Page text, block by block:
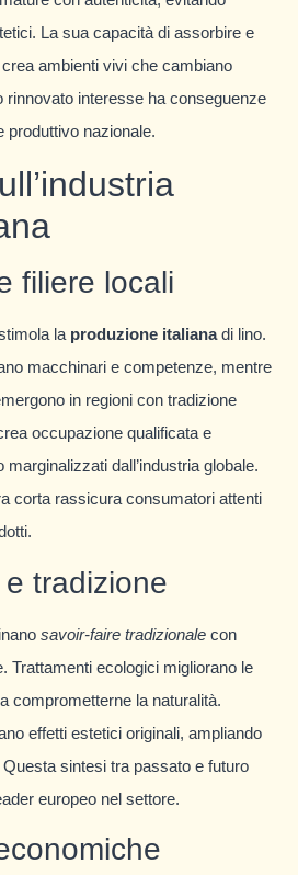
La sua capacità di assorbire e
ambienti vivi che cambiano
rinnovato interesse ha conseguenze
produttivo nazionale.
filiere locali
la produzione italianadi lino.
macchinari e competenze, mentre
in regioni con tradizione
occupazione qualificata e
dall’industria globale.
corta rassicura consumatori attenti
tradizione
savoir-faire tradizionale con
Trattamenti ecologici migliorano le
comprometterne la naturalità.
effetti estetici originali, ampliando
sintesi tra passato e futuro
europeo nel settore.